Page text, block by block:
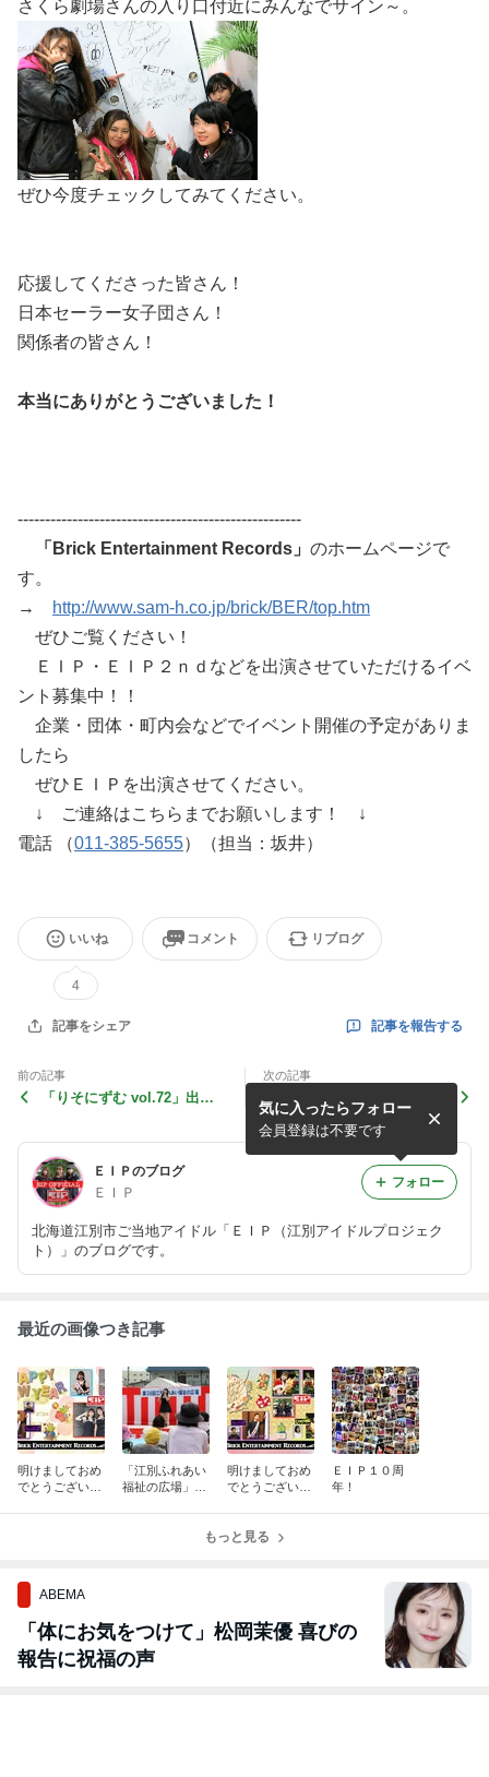
さくら劇場さんの入り口付近にみんなでサイン～。
ぜひ今度チェックしてみてください。
応援してくださった皆さん！
日本セーラー女子団さん！
関係者の皆さん！
本当にありがとうございました！
----------------------------------------------------
「Brick Entertainment Records」 のホームページで
す。
→
http://www.sam-h.co.jp/brick/BER/top.htm
ぜひご覧ください！
ＥＩＰ・ＥＩＰ２ｎｄなどを出演させていただけるイベ
ント募集中！！
企業・団体・町内会などでイベント開催の予定がありま
したら
ぜひＥＩＰを出演させてください。
↓ ご連絡はこちらまでお願いします！ ↓
電話 （011-385-5655）（担当：坂井）
いいね
4
コメント リブログ
記事をシェア 記事を報告する
前の記事
「りそにずむ vol.72」出演
次の記事
今後の予定～12/16,24,1/13
～
ＥＩＰのブログ
ＥＩＰ
北海道江別市ご当地アイドル「ＥＩＰ（江別アイドルプロジェク
ト）」のブログです。
気に入ったらフォロー
会員登録は不要です
フォロー
最近の画像つき記事
明けましておめ
でとうございま
「江別ふれあい
福祉の広場」出
明けましておめ
でとうございま
ＥＩＰ１０周
年！
もっと見る
ABEMA
「体にお気をつけて」松岡茉優 喜びの
報告に祝福の声